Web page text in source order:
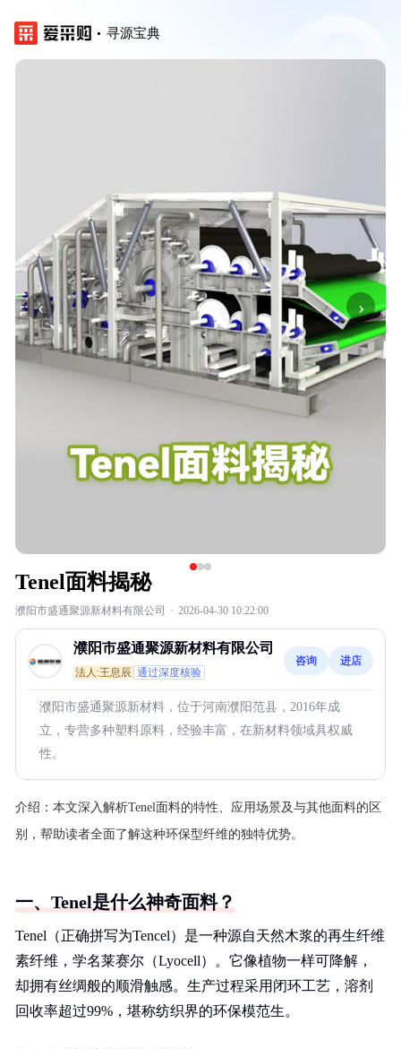
寻源宝典
‹ ›
Tenel面料揭秘
濮阳市盛通聚源新材料有限公司 · 2026-04-30 10:22:00
濮阳市盛通聚源新材料有限公司
法人:王息辰 通过深度核验
咨询 进店
濮阳市盛通聚源新材料，位于河南濮阳范县，2016年成
立，专营多种塑料原料，经验丰富，在新材料领域具权威
性。
介绍： 本文深入解析Tenel面料的特性、应用场景及与其他面料的区
别，帮助读者全面了解这种环保型纤维的独特优势。
一、Tenel是什么神奇面料？
Tenel（正确拼写为Tencel）是一种源自天然木浆的再生纤维
素纤维，学名莱赛尔（Lyocell）。它像植物一样可降解，
却拥有丝绸般的顺滑触感。生产过程采用闭环工艺，溶剂
回收率超过99%，堪称纺织界的环保模范生。